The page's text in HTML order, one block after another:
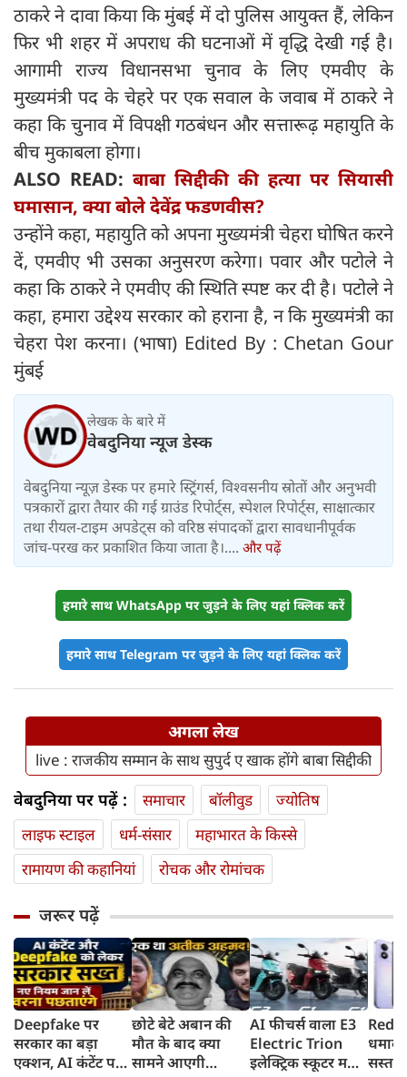
ठाकरे ने दावा किया कि मुंबई में दो पुलिस आयुक्त हैं, लेकिन
फिर भी शहर में अपराध की घटनाओं में वृद्धि देखी गई है।
आगामी राज्य विधानसभा चुनाव के लिए एमवीए के
मुख्यमंत्री पद के चेहरे पर एक सवाल के जवाब में ठाकरे ने
कहा कि चुनाव में विपक्षी गठबंधन और सत्तारूढ़ महायुति के
बीच मुकाबला होगा।
ALSO READ: बाबा सिद्दीकी की हत्या पर सियासी
घमासान, क्या बोले देवेंद्र फडणवीस?
उन्होंने कहा, महायुति को अपना मुख्यमंत्री चेहरा घोषित करने
दें, एमवीए भी उसका अनुसरण करेगा। पवार और पटोले ने
कहा कि ठाकरे ने एमवीए की स्थिति स्पष्ट कर दी है। पटोले ने
कहा, हमारा उद्देश्य सरकार को हराना है, न कि मुख्यमंत्री का
चेहरा पेश करना। (भाषा) Edited By : Chetan Gour
मुंबई
लेखक के बारे में
वेबदुनिया न्यूज डेस्क
वेबदुनिया न्यूज़ डेस्क पर हमारे स्ट्रिंगर्स, विश्वसनीय स्रोतों और अनुभवी
पत्रकारों द्वारा तैयार की गई ग्राउंड रिपोर्ट्स, स्पेशल रिपोर्ट्स, साक्षात्कार
तथा रीयल-टाइम अपडेट्स को वरिष्ठ संपादकों द्वारा सावधानीपूर्वक
जांच-परख कर प्रकाशित किया जाता है।.... और पढ़ें
हमारे साथ WhatsApp पर जुड़ने के लिए यहां क्लिक करें
हमारे साथ Telegram पर जुड़ने के लिए यहां क्लिक करें
अगला लेख
live : राजकीय सम्मान के साथ सुपुर्द ए खाक होंगे बाबा सिद्दीकी
वेबदुनिया पर पढ़ें : समाचार बॉलीवुड
ज्योतिष
लाइफ स्‍टाइल
धर्म-संसार
महाभारत के किस्से
रामायण की कहानियां
रोचक और रोमांचक
जरूर पढ़ें
Deepfake पर
सरकार का बड़ा
एक्शन, AI कंटेंट पर
छोटे बेटे अबान की
मौत के बाद क्या
सामने आएगी
AI फीचर्स वाला E3
Electric Trion
इलेक्ट्रिक स्कूटर मचा सस्ता